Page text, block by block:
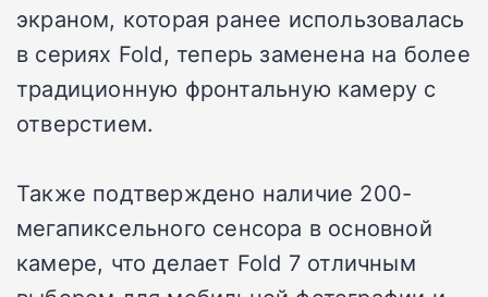
экраном, которая ранее использовалась
в сериях Fold, теперь заменена на более
традиционную фронтальную камеру с
отверстием.
Также подтверждено наличие 200-
мегапиксельного сенсора в основной
камере, что делает Fold 7 отличным